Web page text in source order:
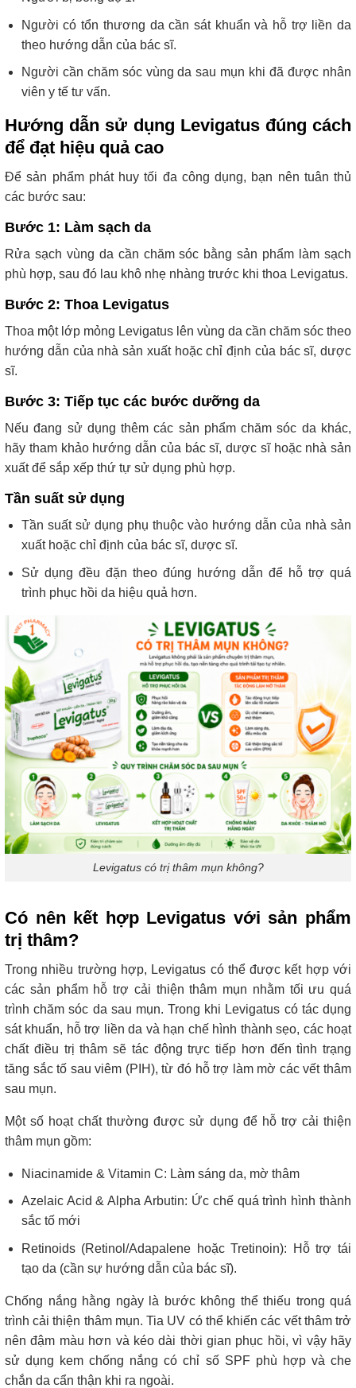
Người có tổn thương da cần sát khuẩn và hỗ trợ liền da
theo hướng dẫn của bác sĩ.
Người cần chăm sóc vùng da sau mụn khi đã được nhân
viên y tế tư vấn.
Hướng dẫn sử dụng Levigatus đúng cách
để đạt hiệu quả cao
Để sản phẩm phát huy tối đa công dụng, bạn nên tuân thủ
các bước sau:
Bước 1: Làm sạch da
Rửa sạch vùng da cần chăm sóc bằng sản phẩm làm sạch
phù hợp, sau đó lau khô nhẹ nhàng trước khi thoa Levigatus.
Bước 2: Thoa Levigatus
Thoa một lớp mỏng Levigatus lên vùng da cần chăm sóc theo
hướng dẫn của nhà sản xuất hoặc chỉ định của bác sĩ, dược
sĩ.
Bước 3: Tiếp tục các bước dưỡng da
Nếu đang sử dụng thêm các sản phẩm chăm sóc da khác,
hãy tham khảo hướng dẫn của bác sĩ, dược sĩ hoặc nhà sản
xuất để sắp xếp thứ tự sử dụng phù hợp.
Tần suất sử dụng
Tần suất sử dụng phụ thuộc vào hướng dẫn của nhà sản
xuất hoặc chỉ định của bác sĩ, dược sĩ.
Sử dụng đều đặn theo đúng hướng dẫn để hỗ trợ quá
trình phục hồi da hiệu quả hơn.
Levigatus có trị thâm mụn không?
Có nên kết hợp Levigatus với sản phẩm
trị thâm?
Trong nhiều trường hợp, Levigatus có thể được kết hợpvới
các sản phẩm hỗ trợ cải thiện thâm mụn nhằm tối ưu quá
trình chăm sóc da sau mụn. Trong khi Levigatus có tác dụng
sát khuẩn, hỗ trợ liền da và hạn chế hình thành sẹo, các hoạt
chất điều trị thâm sẽ tác động trực tiếp hơn đến tình trạng
tăng sắc tố sau viêm (PIH), từ đó hỗ trợ làm mờ các vết thâm
sau mụn.
Một số hoạt chất thường được sử dụng để hỗ trợ cải thiện
thâm mụn gồm:
Niacinamide & Vitamin C: Làm sáng da, mờ thâm
Azelaic Acid & Alpha Arbutin: Ức chế quá trình hình thành
sắc tố mới
Retinoids (Retinol/Adapalene hoặc Tretinoin): Hỗ trợ tái
tạo da (cần sự hướng dẫn của bác sĩ).
Chống nắng hằng ngày là bước không thể thiếu trong quá
trình cải thiện thâm mụn. Tia UV có thể khiến các vết thâm trở
nên đậm màu hơn và kéo dài thời gian phục hồi, vì vậy hãy
sử dụng kem chống nắng có chỉ số SPF phù hợp và che
chắn da cẩn thận khi ra ngoài.